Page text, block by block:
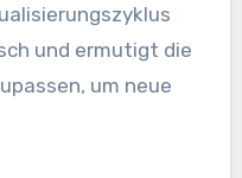
und ermutigt die
um neue